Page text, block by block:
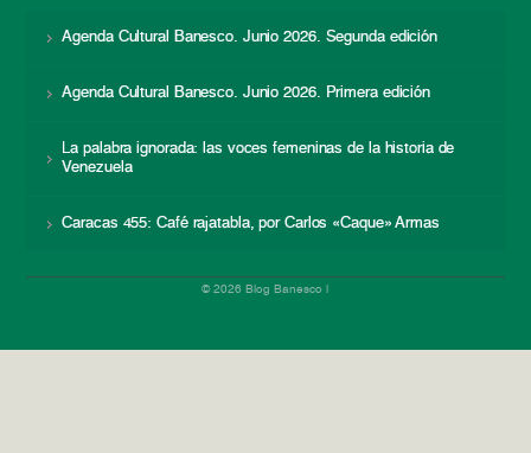
Agenda Cultural Banesco. Junio 2026. Segunda edición
Agenda Cultural Banesco. Junio 2026. Primera edición
La palabra ignorada: las voces femeninas de la historia de
Venezuela
Caracas 455: Café rajatabla, por Carlos «Caque» Armas
© 2026 Blog Banesco |